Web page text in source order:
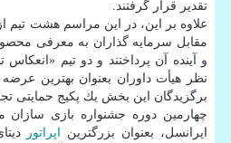
تقدیر قرار گرفتند.
علاوه بر این، در این مراسم هشت تیم از
مقابل سرمایه گذاران به معرفی
نظر هیأت داوران بعنوان بهترین
برگزیدگان این بخش یك پكیج حمایتی
چهارمین دوره جشنواره بازی سازان
ایرانسل، بعنوان بزرگترین
اپراتور